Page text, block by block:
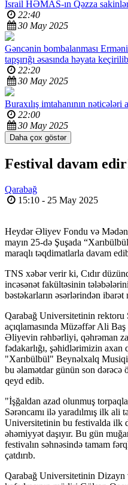
İsrail HƏMAS-ın Qəzza
22:40
30 May 2025
Gəncənin bombalanması
tapşırığı əsasında həyata keçirilib
22:20
30 May 2025
Buraxılış imtahanının nəticələri
22:00
30 May 2025
Daha çox göstər
Festival davam
Qarabağ
15:10 - 25 May 2025
Heydər Əliyev Fondu və
mayın 25-də Şuşada
maraqlı təqdimatlarla davam
TNS xəbər verir ki, Cıdır
incəsənət fakültəsinin
bəstəkarların əsərlərindən
Qarabağ Universitetinin
açıqlamasında Müzəffər Ali
Əliyevin rəhbərliyi, qəhrəman
fədakarlığı, şəhidlərimizin axan
"Xarıbülbül" Beynəlxalq
bu əlamətdar günün son
qeyd edib.
"İşğaldan azad olunmuş
Sərəncamı ilə yaradılmış ilk ali
Universitetinin bu festivalda ilk
əhəmiyyət daşıyır. Bu gün
festivalın səhnəsində tamam
çatdırıb.
Qarabağ Universitetinin Dizayn